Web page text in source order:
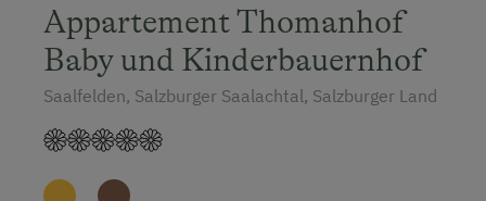
Appartement Thomanhof
Baby und Kinderbauernhof
Saalfelden, Salzburger Saalachtal, Salzburger Land